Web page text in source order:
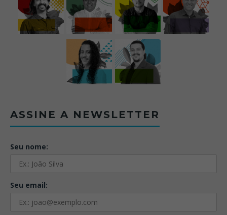
ASSINE A NEWSLETTER
Seu nome:
Seu email: